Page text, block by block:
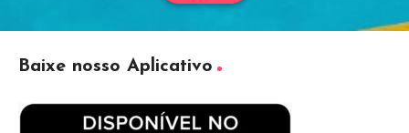
Baixe nosso Aplicativo